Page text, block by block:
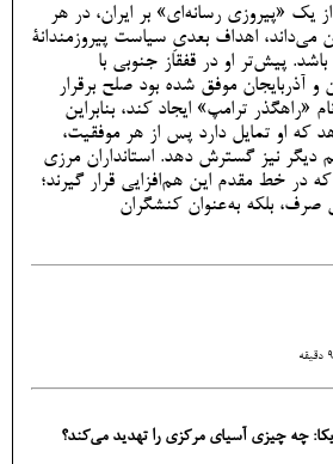
«پیروزی رسانه‌ای» بر ایران، در هر
می‌داند، اهداف بعدیِ سیاست پیروزمندانۀ
پیش‌تر او در قفقاز جنوبی با
و آذربایجان موفق شده بود صلح برقرار
«راهگذر ترامپ» ایجاد کند، بنابراین
که او تمایل دارد پس از هر موفقیت،
دیگر نیز گسترش دهد. استانداران مرزی
که در خط مقدم این هم‌افزایی قرار گیرند؛
صرف، بلکه به‌عنوان کنشگران
چه چیزی آسیای مرکزی را تهدید می‌کند؟